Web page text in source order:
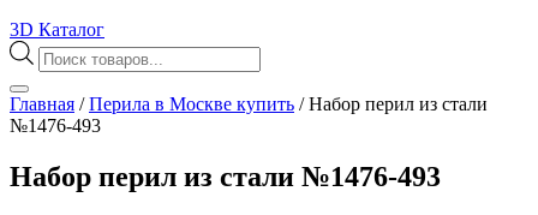
3D Каталог
Поиск
товаров
Главная /Перила в Москве купить /Набор перил из стали
№1476-493
Набор перил из стали №1476-493